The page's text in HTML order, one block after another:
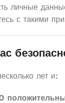
личные
с такими
лет и: